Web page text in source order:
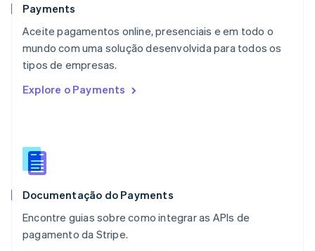
Payments
Aceite pagamentos online, presenciais e em todo o
mundo com uma solução desenvolvida para todos os
tipos de empresas.
Explore o Payments
Documentação do Payments
Encontre guias sobre como integrar as APIs de
pagamento da Stripe.
EspañolEnglish
English
Nova Zelândia
English
NederlandsEnglish
Português
RAE de Hong Kong, China
Reino Unido
República Tcheca
English